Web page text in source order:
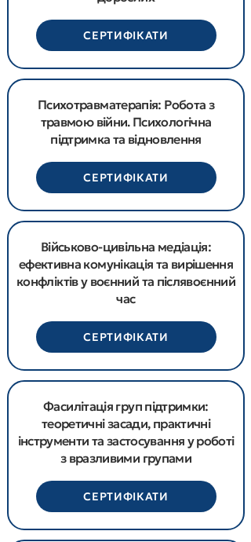
СЕРТИФІКАТИ
Психотравматерапія: Робота з
травмою війни. Психологічна
підтримка та відновлення
СЕРТИФІКАТИ
Військово-цивільна медіація:
ефективна комунікація та вирішення
конфліктів у воєнний та післявоєнний
час
СЕРТИФІКАТИ
Фасилітація груп підтримки:
теоретичні засади, практичні
інструменти та застосування у роботі
з вразливими групами
СЕРТИФІКАТИ